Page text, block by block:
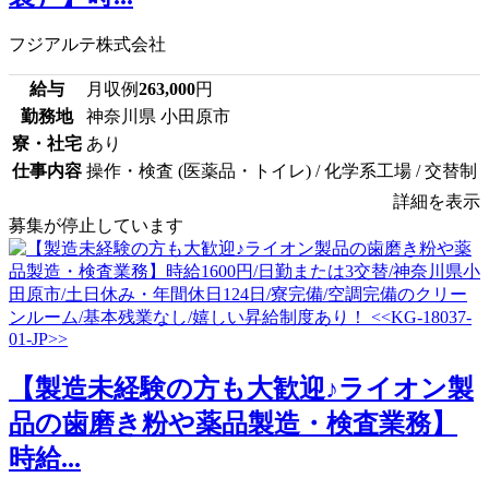
フジアルテ株式会社
給与 月収例263,000円
勤務地
神奈川県 小田原市
寮・社宅 あり
仕事内容 操作・検査 (医薬品・トイレ) / 化学系工場 / 交替制
詳細を表示
募集が停止しています
【製造未経験の方も大歓迎♪ライオン製
品の歯磨き粉や薬品製造・検査業務】
時給...